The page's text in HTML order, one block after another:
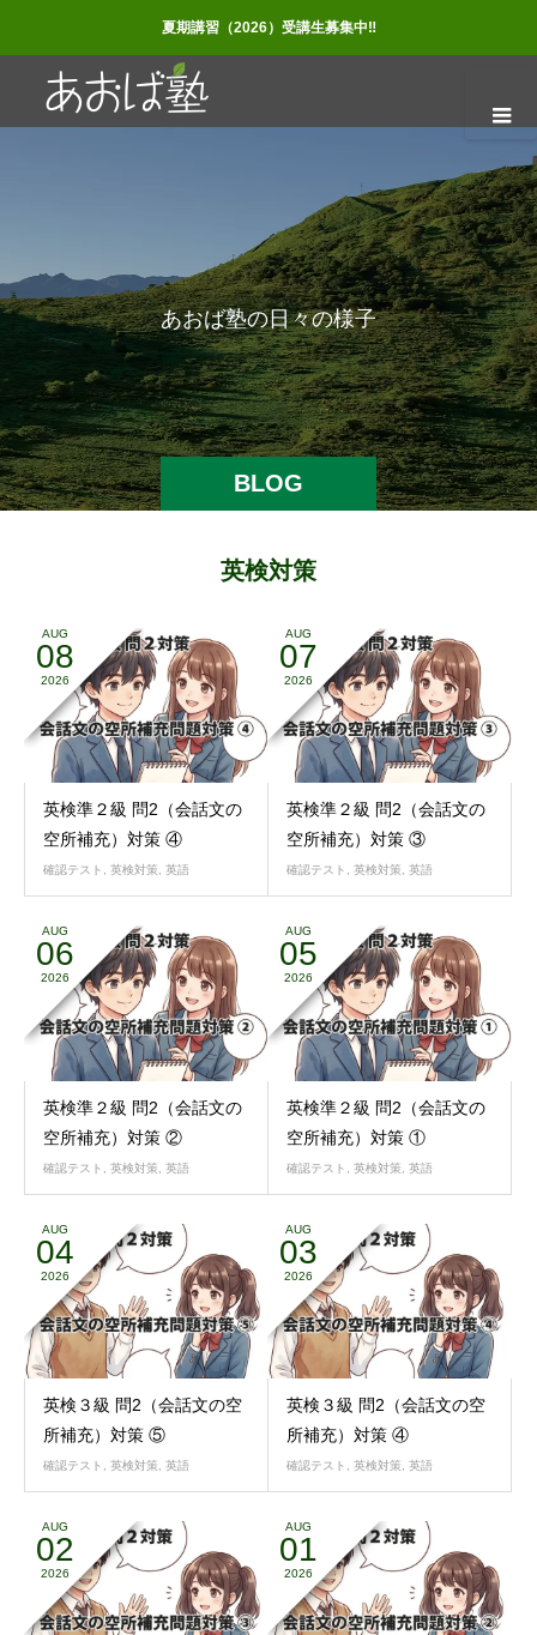
夏期講習（2026）受講生募集中‼
BLOG
あおば塾の日々の様子
英検対策
AUG
08
2026
英検準２級 問2（会話文の
空所補充）対策 ④
確認テスト , 英検対策, 英語
AUG
07
2026
英検準２級 問2（会話文の
空所補充）対策 ③
確認テスト , 英検対策, 英語
AUG
06
2026
英検準２級 問2（会話文の
空所補充）対策 ②
確認テスト 英検対策 英語
AUG
05
2026
英検準２級 問2（会話文の
空所補充）対策 ①
確認テスト 英検対策 英語
AUG
04
2026
英検３級 問2（会話文の空
所補充）対策 ⑤
確認テスト 英検対策 英語
AUG
03
2026
英検３級 問2（会話文の空
所補充）対策 ④
確認テスト 英検対策 英語
AUG
02
2026
AUG
01
2026